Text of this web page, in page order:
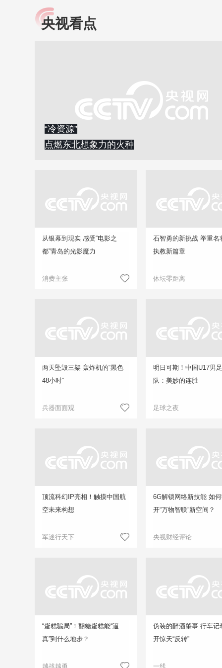
小央视频
知识！
央视看点
“冷资源”
点燃东北想象力的火种
从银幕到现实 感受“电影之
都”青岛的光影魔力
消费主张
石智勇的新挑战 举重名
执教新篇章
体坛零距离
两天坠毁三架 轰炸机的“黑色
48小时”
兵器面面观
明日可期！中国U17男
队：美妙的连胜
足球之夜
顶流科幻IP亮相！触摸中国航
空未来构想
军迷行天下
6G解锁网络新技能 如
开“万物智联”新空间？
央视财经评论
“蛋糕骗局”！翻糖蛋糕能“逼
真”到什么地步？
越战越勇
伪装的醉酒肇事 行车记
开惊天“反转”
一线